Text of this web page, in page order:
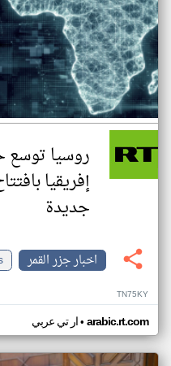
روسيا توسع
جديدة
اخبار جزر القمر
TN75KY
ار تي عربي• arabic.rt.com